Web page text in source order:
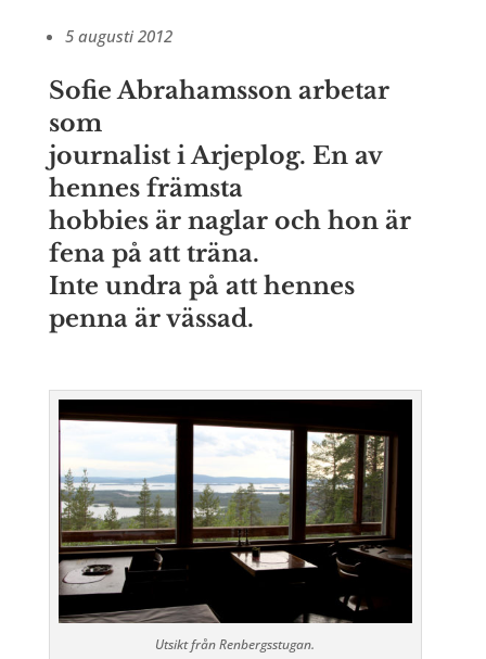
5 augusti 2012
Sofie Abrahamsson arbetar
som
journalist i Arjeplog. En av
hennes främsta
hobbies är naglar och hon är
fena på att träna.
Inte undra på att hennes
penna är vässad.
Utsikt från Renbergsstugan.